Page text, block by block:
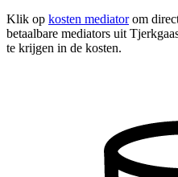
Klik op kosten mediatorom
betaalbare mediators uit
te krijgen in de kosten.